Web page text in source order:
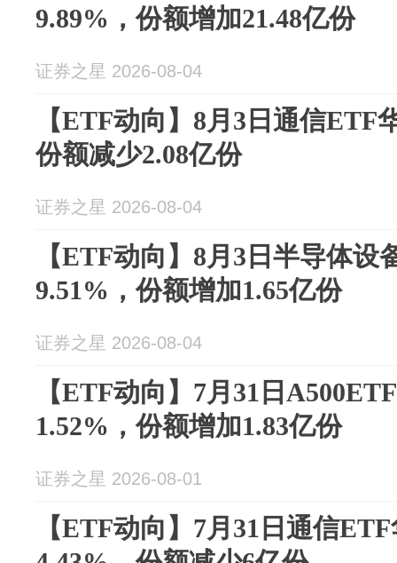
9.89%，份额增加21.48亿份
证券之星 2026-08-04
【ETF动向】8月3日通信ETF
份额减少2.08亿份
证券之星 2026-08-04
【ETF动向】8月3日半导体设
9.51%，份额增加1.65亿份
证券之星 2026-08-04
【ETF动向】7月31日
1.52%，份额增加1.83亿份
证券之星 2026-08-01
【ETF动向】7月31日通信